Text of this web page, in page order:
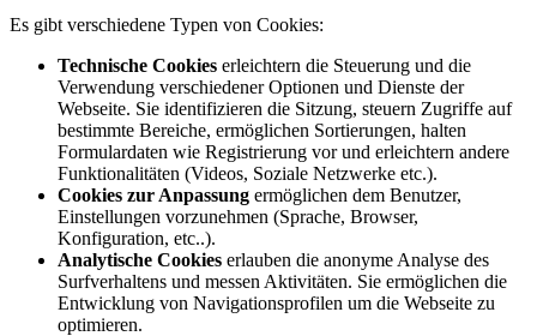
Es gibt verschiedene Typen von Cookies:
Technische Cookies erleichtern die Steuerung und die
Verwendung verschiedener Optionen und Dienste der
Webseite. Sie identifizieren die Sitzung, steuern Zugriffe auf
bestimmte Bereiche, ermöglichen Sortierungen, halten
Formulardaten wie Registrierung vor und erleichtern andere
Funktionalitäten (Videos, Soziale Netzwerke etc.).
Cookies zur Anpassung ermöglichen dem Benutzer,
Einstellungen vorzunehmen (Sprache, Browser,
Konfiguration, etc..).
Analytische Cookies erlauben die anonyme Analyse des
Surfverhaltens und messen Aktivitäten. Sie ermöglichen die
Entwicklung von Navigationsprofilen um die Webseite zu
optimieren.